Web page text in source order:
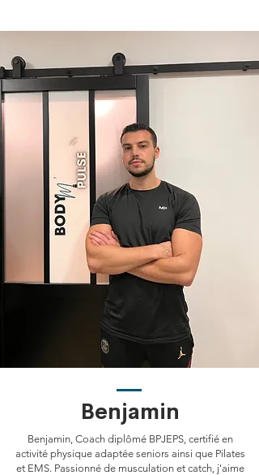
Benjamin
Benjamin, Coach diplômé BPJEPS, certifié en
activité physique adaptée seniors ainsi que Pilates
et EMS. Passionné de musculation et catch, j'aime